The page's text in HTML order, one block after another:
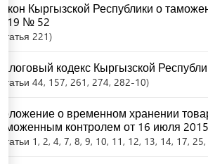
Закон Кыргызской Республики о
2019 № 52
Статья 221
Налоговый кодекс Кыргызской
Статьи 44, 157, 261, 274, 282-10
Положение о временном хранении
таможенным контролем от 16 июля
Статьи 1, 2, 4, 7, 8, 9, 10, 11, 12, 13, 14, 17, 25